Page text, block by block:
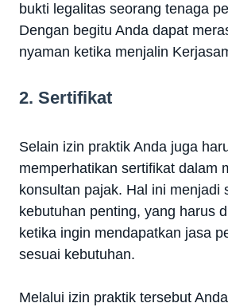
bukti legalitas seorang tenaga
Dengan begitu Anda dapat
nyaman ketika menjalin
2. Sertifikat
Selain izin praktik Anda juga
memperhatikan sertifikat dalam
konsultan pajak. Hal ini menjadi
kebutuhan penting, yang harus
ketika ingin mendapatkan jasa
sesuai kebutuhan.
Melalui izin praktik tersebut